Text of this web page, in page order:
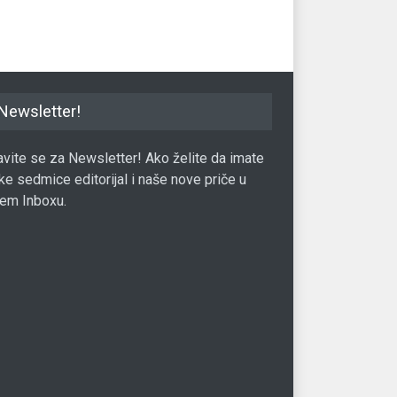
se za Newsletter! Ako želite da imate
sedmice editorijal i naše nove priče u
Inboxu.